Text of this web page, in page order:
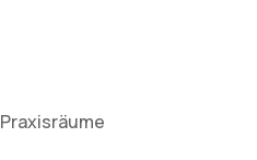
Praxisräume